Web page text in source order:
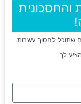
והחסכונית
שתוכל לחסוך עשרות
לך